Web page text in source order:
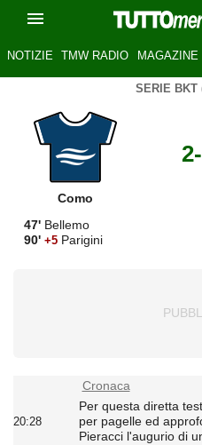
NOTIZIE TMW RADIO MAGAZINE
SERIE BKT
Como
47' Bellemo
90' +5 Parigini
Cronaca
20:28
Per questa diretta
per pagelle ed
Pieracci l'augurio di